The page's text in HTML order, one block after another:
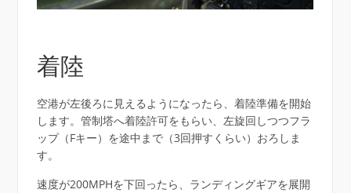
着陸
空港が左後ろに見えるようになったら、着陸準備を開始
します。管制塔へ着陸許可をもらい、左旋回しつつフラ
ップ（Fキー）を途中まで（3回押すくらい）おろしま
す。
速度が200MPHを下回ったら、ランディングギアを展開